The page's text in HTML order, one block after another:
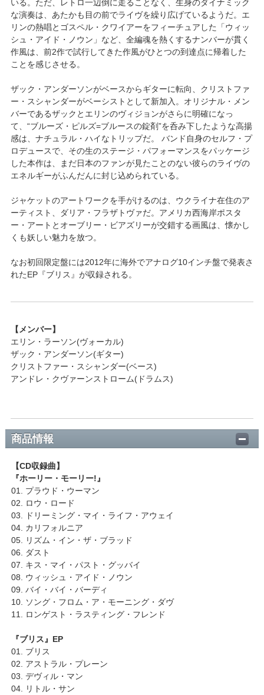
いる。ただ、レトロ一辺倒に走ることなく、生身のダイナミック
な演奏は、あたかも目の前でライヴを繰り広げているようだ。エ
リンの熱唱とゴスペル・クワイアーをフィーチュアした「ウィッ
シュ・アイド・ノウン」など、全編魂を熱くするナンバーが貫く
作風は、前2作で試行してきた作風がひとつの到達点に帰着した
ことを感じさせる。
ザック・アンダーソンがベースからギターに転向、クリストファ
ー・スシャンダーがベーシストとして新加入。オリジナル・メン
バーであるザックとエリンのヴィジョンがさらに明確になっ
て、“ブルーズ・ピルズ=ブルースの錠剤”を呑み下したような高揚
感は、ナチュラル・ハイなトリップだ。 バンド自身のセルフ・プ
ロデュースで、その生のステージ・パフォーマンスをパッケージ
した本作は、まだ日本のファンが見たことのない彼らのライヴの
エネルギーがふんだんに封じ込められている。
ジャケットのアートワークを手がけるのは、ウクライナ在住のア
ーティスト、ダリア・フラザトヴァだ。アメリカ西海岸ポスタ
ー・アートとオーブリー・ビアズリーが交錯する画風は、懐かし
くも妖しい魅力を放つ。
なお初回限定盤には2012年に海外でアナログ10インチ盤で発表さ
れたEP『ブリス』が収録される。
【メンバー】
エリン・ラーソン(ヴォーカル)
ザック・アンダーソン(ギター)
クリストファー・スシャンダー(ベース)
アンドレ・クヴァーンストローム(ドラムス)
商品情報
【CD収録曲】
『ホーリー・モーリー!』
01. プラウド・ウーマン
02. ロウ・ロード
03. ドリーミング・マイ・ライフ・アウェイ
04. カリフォルニア
05. リズム・イン・ザ・ブラッド
06. ダスト
07. キス・マイ・パスト・グッバイ
08. ウィッシュ・アイド・ノウン
09. バイ・バイ・バーディ
10. ソング・フロム・ア・モーニング・ダヴ
11. ロンゲスト・ラスティング・フレンド
『ブリス』EP
01. ブリス
02. アストラル・プレーン
03. デヴィル・マン
04. リトル・サン